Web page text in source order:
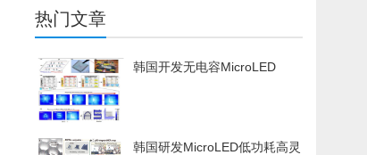
热门文章
韩国开发无电容MicroLED
韩国研发MicroLED低功耗高灵